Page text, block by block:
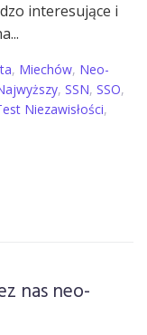
interesujące i
, Miechów, Neo-
, SSN, SSO,
Niezawisłości,
nas neo-